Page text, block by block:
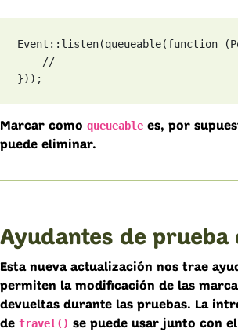
Event::listen(queueable(function
    //
}));
Marcar como queueable es, por
puede eliminar.
Ayudantes de prueba
Esta nueva actualización nos trae
permiten la modificación de las
devueltas durante las pruebas. La
de travel() se puede usar junto con el